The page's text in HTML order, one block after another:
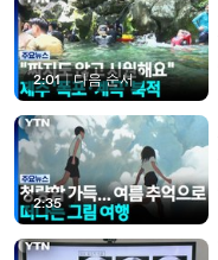
2:01 | 다음 순서
2:35